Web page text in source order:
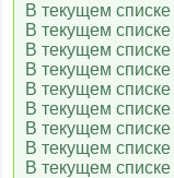
Еспресо
ЧП.INFO
В текущем
В текущем
В текущем
В текущем
В текущем
В текущем
В текущем
В текущем
В текущем